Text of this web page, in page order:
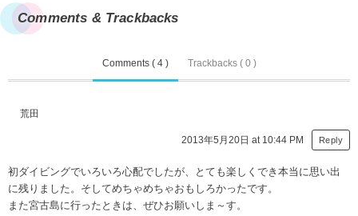
Comments & Trackbacks
Comments ( 4 ) Trackbacks ( 0 )
荒田
2013年5月20日 at 10:44 PM Reply
初ダイビングでいろいろ心配でしたが、とても楽しくでき本当に思い出
に残りました。そしてめちゃめちゃおもしろかったです。
また宮古島に行ったときは、ぜひお願いしま～す。